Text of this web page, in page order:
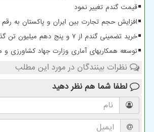
قیمت گندم تغییر نمود
افزایش حجم تجارت بین ایران و پاکستان به رقم 10 میلیارد دلار
خرید تضمینی گندم از ۷ و پنج دهم میلیون تن گذشت
توسعه همکاریهای آماری وزارت جهاد کشاورزی و
نظرات بینندگان در مورد این مطلب
لطفا شما هم نظر دهید